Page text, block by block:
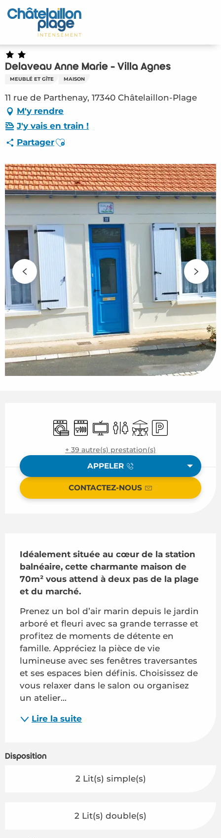
Aller
au
principal
Accueil
Découvrir
Activités
A vivre
Rendez-vous
Votre séjour
Espace Pro
Delaveau Anne Marie - Villa Agnes
MEUBLÉ ET GÎTE MAISON
11 rue de Parthenay, 17340 Châtelaillon-Plage
M'y rendre
J'y vais en train !
PartagerAjouter aux favoris
Lave lingeLave vaisselle
Télévision
ToilettesTerrasseParking
+ 39 autre(s) prestation(s)
APPELER
CONTACTEZ-NOUS
Idéalement située au cœur de la station
balnéaire, cette charmante maison de
70m² vous attend à deux pas de la plage
et du marché.
Prenez un bol d’air marin depuis le jardin
arboré et fleuri avec sa grande terrasse et
profitez de moments de détente en
famille. Appréciez la pièce de vie
lumineuse avec ses fenêtres traversantes
et ses espaces bien définis. Choisissez de
vous relaxer dans le salon ou organisez
un atelier...
Lire la suite
Disposition
2 Lit(s) simple(s)
2 Lit(s) double(s)